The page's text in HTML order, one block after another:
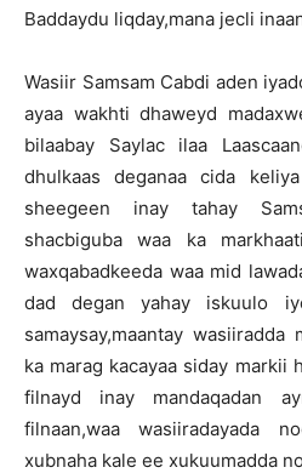
Baddaydu liqday,mana jecli
Wasiir Samsam Cabdi aden
ayaa wakhti dhaweyd
bilaabay Saylac ilaa
dhulkaas deganaa cida
sheegeen inay tahay
shacbiguba waa ka
waxqabadkeeda waa mid
dad degan yahay iskuulo
samaysay,maantay wasiiradda
ka marag kacayaa siday markii
filnayd inay mandaqadan
filnaan,waa wasiiradayada
xubnaha kale ee xukuumadda